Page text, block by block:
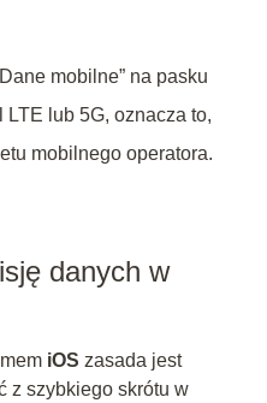
mobilne” na pasku
lub 5G, oznacza to,
mobilnego operatora.
danych w
iOS zasada jest
z szybkiego skrótu w